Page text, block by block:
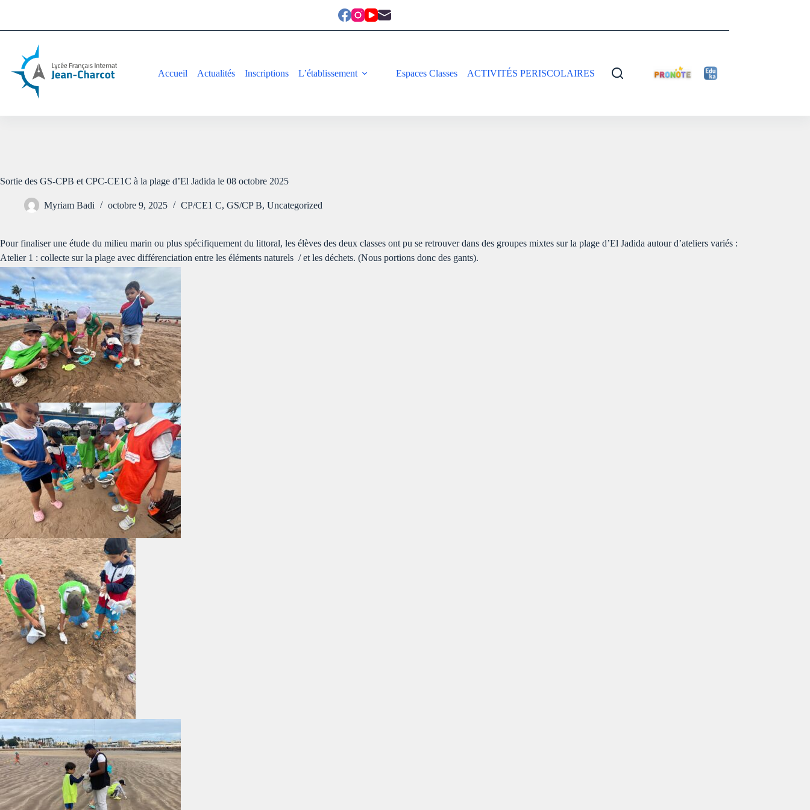
Accueil Actualités Inscriptions L’établissement Espaces Classes ACTIVITÉS PERISCOLAIRES
Sortie des GS-CPB et CPC-CE1C à la plage d’El Jadida le 08 octobre 2025
Myriam Badi octobre 9, 2025 CP/CE1 C, GS/CP B, Uncategorized
Pour finaliser une étude du milieu marin ou plus spécifiquement du littoral, les élèves des deux classes ont pu se retrouver dans des groupes mixtes sur la plage d’El Jadida autour d’ateliers variés :
Atelier 1 : collecte sur la plage avec différenciation entre les éléments naturels / et les déchets. (Nous portions donc des gants).